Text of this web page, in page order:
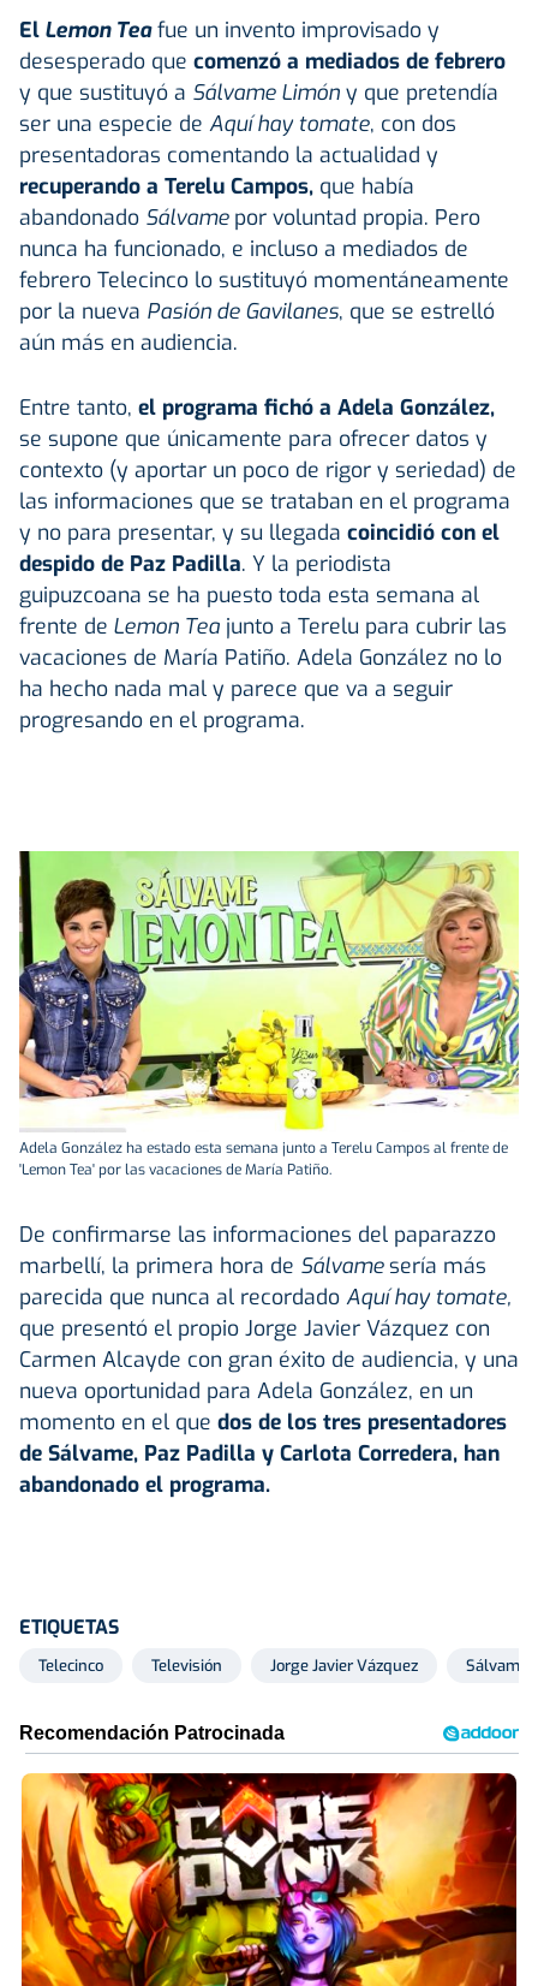
El Lemon Teafue un invento improvisado y
desesperado que comenzó a mediados de febrero
y que sustituyó a Sálvame Limón y que pretendía
ser una especie de Aquí hay tomate, con dos
presentadoras comentando la actualidad y
recuperando a Terelu Campos, que había
abandonado Sálvame por voluntad propia. Pero
nunca ha funcionado, e incluso a mediados de
febrero Telecinco lo sustituyó momentáneamente
por la nueva Pasión de Gavilanes, que se estrelló
aún más en audiencia.
Entre tanto, el programa fichó a Adela González,
se supone que únicamente para ofrecer datos y
contexto (y aportar un poco de rigor y seriedad) de
las informaciones que se trataban en el programa
y no para presentar, y su llegada coincidió con el
despido de Paz Padilla. Y la periodista
guipuzcoana se ha puesto toda esta semana al
frente de Lemon Tea junto a Terelu para cubrir las
vacaciones de María Patiño. Adela González no lo
ha hecho nada mal y parece que va a seguir
progresando en el programa.
Adela González ha estado esta semana junto a Terelu Campos al frente de
'Lemon Tea' por las vacaciones de María Patiño.
De confirmarse las informaciones del paparazzo
marbellí, la primera hora de Sálvamesería más
parecida que nunca al recordado Aquí hay tomate,
que presentó el propio Jorge Javier Vázquez con
Carmen Alcayde con gran éxito de audiencia, y una
nueva oportunidad para Adela González, en un
momento en el que dos de los tres presentadores
de Sálvame, Paz Padilla y Carlota Corredera, han
abandonado el programa.
ETIQUETAS
Telecinco Televisión Jorge Javier Vázquez Sálvame